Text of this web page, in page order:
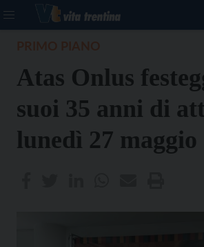
Atas Onlus
suoi 35 anni di
lunedì 27 maggio